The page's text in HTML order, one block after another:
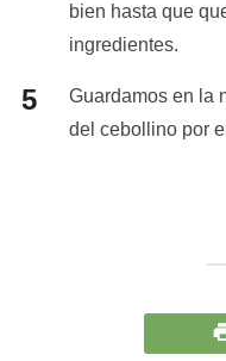
bien hasta que
ingredientes.
Guardamos en la
del cebollino por